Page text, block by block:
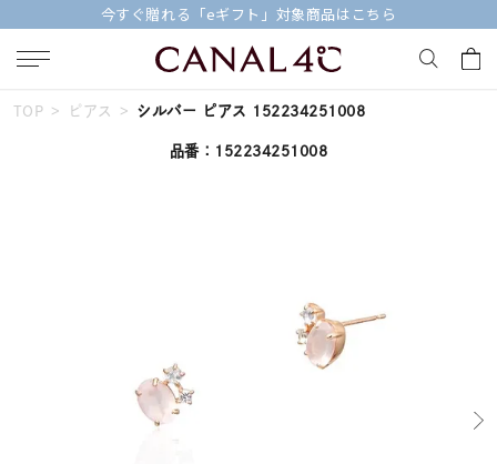
今すぐ贈れる「eギフト」対象商品はこちら
キーワードで検索する
TOP ピアス シルバー ピアス 152234251008
品番：152234251008